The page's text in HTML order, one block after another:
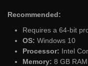
Recommended:
Requires a 64-bit
OS: Windows 10
Processor: Intel
Memory: 8 GB RAM